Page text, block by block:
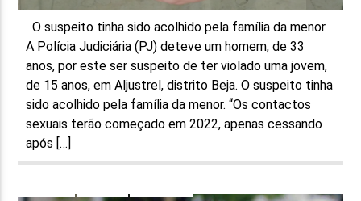
O suspeito tinha sido acolhido pela família da menor.
A Polícia Judiciária (PJ) deteve um homem, de 33
anos, por este ser suspeito de ter violado uma jovem,
de 15 anos, em Aljustrel, distrito Beja. O suspeito tinha
sido acolhido pela família da menor. “Os contactos
sexuais terão começado em 2022, apenas cessando
após […]